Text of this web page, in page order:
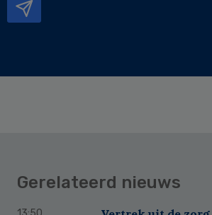
Gerelateerd nieuws